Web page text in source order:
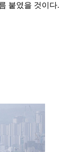
붙였을 것이다.